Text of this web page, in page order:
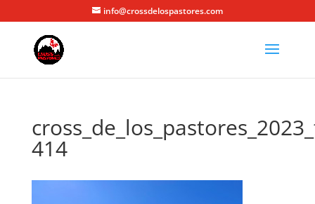
info@crossdelospastores.com
414